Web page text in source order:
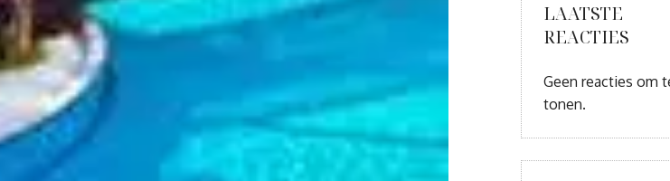
LAATSTE
REACTIES
Geen reacties om
tonen.